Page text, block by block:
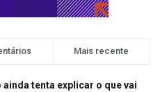
Mais recente
ainda tenta explicar o que vai